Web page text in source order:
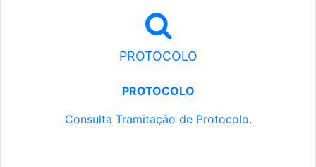
PROTOCOLO
PROTOCOLO
Consulta Tramitação de Protocolo.